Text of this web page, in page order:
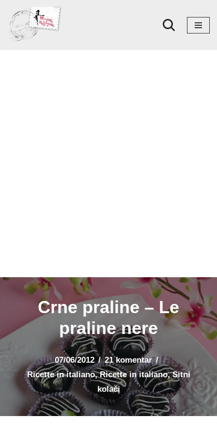
Skoči
na
Crne praline – Le
praline nere
07/06/2012
21 komentar
Ricette in italiano,Ricette in italiano,Sitni
kolači